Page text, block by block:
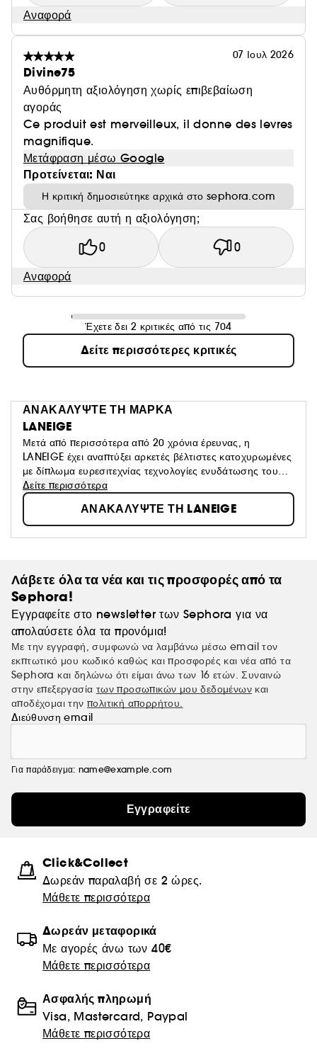
Αναφορά
07 Ιουλ 2026
Divine75
Αυθόρμητη αξιολόγηση χωρίς επιβεβαίωση
αγοράς
Ce produit est merveilleux, il donne des levres
magnifique.
Μετάφραση μέσω Google
Προτείνεται: Ναι
Η κριτική δημοσιεύτηκε αρχικά στο sephora.com
Σας βοήθησε αυτή η αξιολόγηση;
0 0
Αναφορά
Έχετε δει 2 κριτικές από τις 704
Δείτε περισσότερες κριτικές
ΑΝΑΚΑΛΥΨΤΕ ΤΗ ΜΑΡΚΑ
LANEIGE
Μετά από περισσότερα από 20 χρόνια έρευνας, η
LANEIGE έχει αναπτύξει αρκετές βέλτιστες κατοχυρωμένες
με δίπλωμα ευρεσιτεχνίας τεχνολογίες ενυδάτωσης του
δέρματος.
Δείτε περισσότερα
ΑΝΑΚΑΛΥΨΤΕ ΤΗ LANEIGE
Λάβετε όλα τα νέα και τις προσφορές από τα
Sephora!
Εγγραφείτε στο newsletter των Sephora για να
απολαύσετε όλα τα προνόμια!
Με την εγγραφή, συμφωνώ να λαμβάνω μέσω email τον
εκπτωτικό μου κωδικό καθώς και προσφορές και νέα από τα
Sephora και δηλώνω ότι είμαι άνω των 16 ετών. Συναινώ
στην επεξεργασία των προσωπικών μου δεδομένων και
αποδέχομαι την πολιτική απορρήτου.
Διεύθυνση email
Για παράδειγμα: name@example.com
Εγγραφείτε
Click&Collect
Δωρεάν παραλαβή σε 2 ώρες.
Μάθετε περισσότερα
Δωρεάν μεταφορικά
Με αγορές άνω των 40€
Μάθετε περισσότερα
Ασφαλής πληρωμή
Visa, Mastercard, Paypal
Μάθετε περισσότερα